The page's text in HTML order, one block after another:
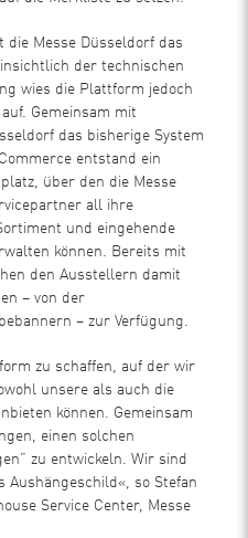
Messe Düsseldorf das
der technischen
wies die Plattform jedoch
Gemeinsam mit
das bisherige System
entstand ein
über den die Messe
all ihre
und eingehende
können. Bereits mit
den Ausstellern damit
– von der
– zur Verfügung.
zu schaffen, auf der wir
unsere als auch die
können. Gemeinsam
einen solchen
zu entwickeln. Wir sind
Aushängeschild«, so Stefan
Service Center, Messe